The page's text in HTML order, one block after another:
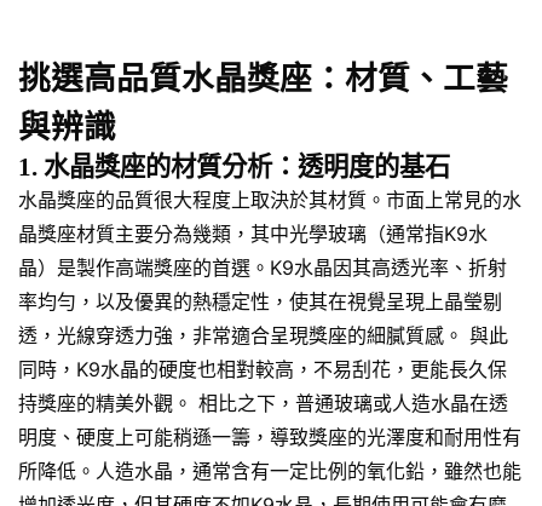
挑選高品質水晶獎座：材質、工藝
與辨識
1. 水晶獎座的材質分析：透明度的基石
水晶獎座的品質很大程度上取決於其材質。市面上常見的水
晶獎座材質主要分為幾類，其中光學玻璃（通常指K9水
晶）是製作高端獎座的首選。K9水晶因其高透光率、折射
率均勻，以及優異的熱穩定性，使其在視覺呈現上晶瑩剔
透，光線穿透力強，非常適合呈現獎座的細膩質感。 與此
同時，K9水晶的硬度也相對較高，不易刮花，更能長久保
持獎座的精美外觀。 相比之下，普通玻璃或人造水晶在透
明度、硬度上可能稍遜一籌，導致獎座的光澤度和耐用性有
所降低。人造水晶，通常含有一定比例的氧化鉛，雖然也能